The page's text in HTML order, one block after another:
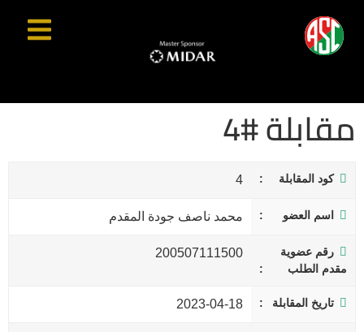
مقابلة #4
كود المقابلة 4
اسم العضو محمد ناصف جودة المقدم
رقم عضوية
مقدم الطلب
200507111500
تاريخ المقابلة 2023-04-18